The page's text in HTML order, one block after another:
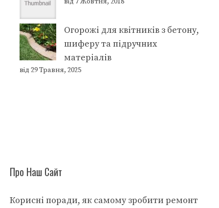
Огорожі для квітників з бетону,
шиферу та підручних
матеріалів
від 29 Травня, 2025
Про Наш Сайт
Корисні поради, як самому зробити ремонт